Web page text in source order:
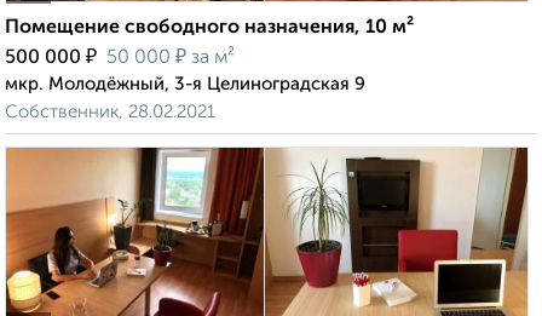
Помещение свободного назначения, 10 м²
500 000 ₽ 50 000 ₽ за м²
мкр. Молодёжный, 3-я Целиноградская 9
Собственник, 28.02.2021